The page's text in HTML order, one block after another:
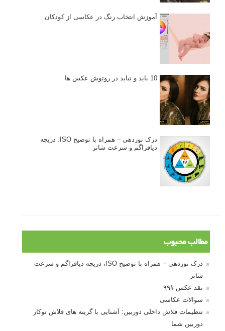
آموزش انتخاب رنگ در عکاسی از کودکان
10 باید و نباید در روتوش عکس ها
درک نوردهی – همراه با توضیح ISO، دریچه
دیافراگم و سرعت شاتر
مطالب محبوب
درک نوردهی – همراه با توضیح ISO، دریچه دیافراگم و سرعت
شاتر
نقد عکس #۹۹
سوالات عکاسی
تنظیمات فلاش داخلی دوربین: آشنایی با گزینه های فلاش توکار
دوربین شما